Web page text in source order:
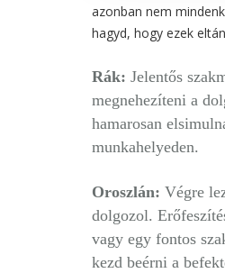
azonban nem
hagyd, hogy ezek
Rák: Jelentős
megnehezíteni a
hamarosan
munkahelyeden.
Oroszlán: Végre
dolgozol.
vagy egy fontos
kezd beérni a